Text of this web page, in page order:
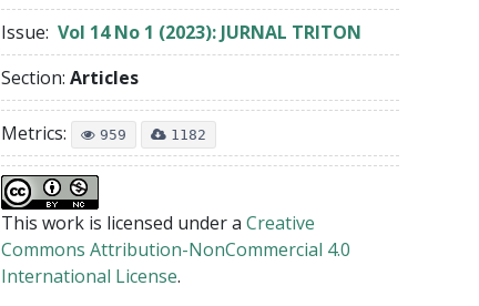
Issue: Vol 14 No 1 (2023): JURNAL TRITON
Section: Articles
Metrics: 959 1182
This work is licensed under a Creative
Commons Attribution-NonCommercial 4.0
International License.